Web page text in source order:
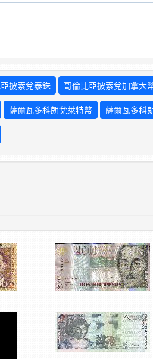
披索兌泰銖 哥倫比亞披索兌加拿大
薩爾瓦多科朗兌萊特幣 薩爾瓦多科